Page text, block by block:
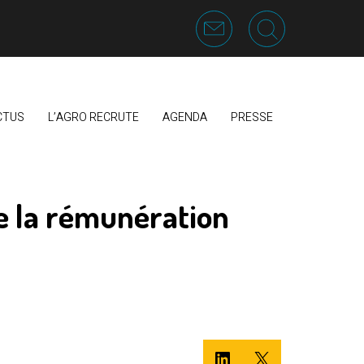
L’AGRO RECRUTE AGENDA
PRESSE
la rémunération